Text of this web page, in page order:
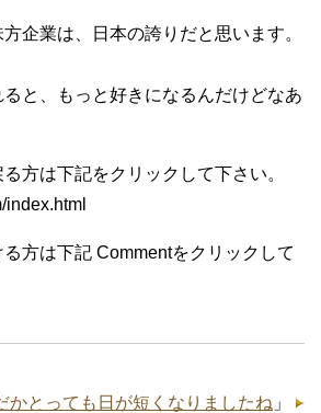
企業は、日本の誇りだと思います。
ると、もっと好きになるんだけどなあ
方は下記をクリックして下さい。
index.html
方は下記 Commentをクリックして
かとっても日が短くなりましたね 」